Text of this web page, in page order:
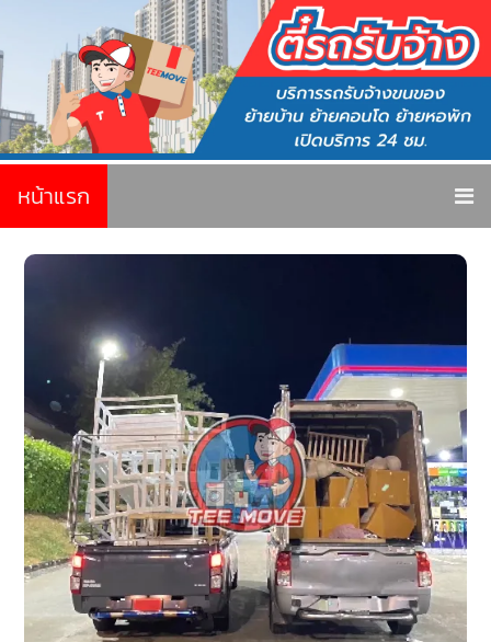
หน้าแรก